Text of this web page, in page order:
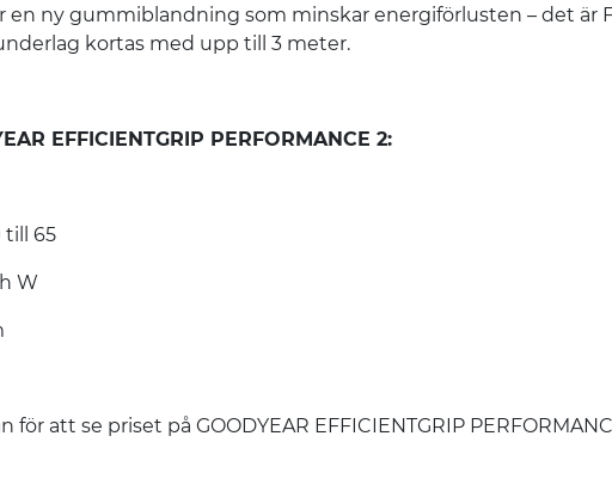
en ny gummiblandning som minskar energiförlusten – det är
kortas med upp till 3 meter.
EFFICIENTGRIP PERFORMANCE 2:
till 65
W
för att se priset på GOODYEAR EFFICIENTGRIP